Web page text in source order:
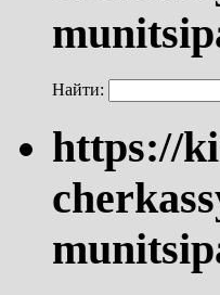
Найти:
https://